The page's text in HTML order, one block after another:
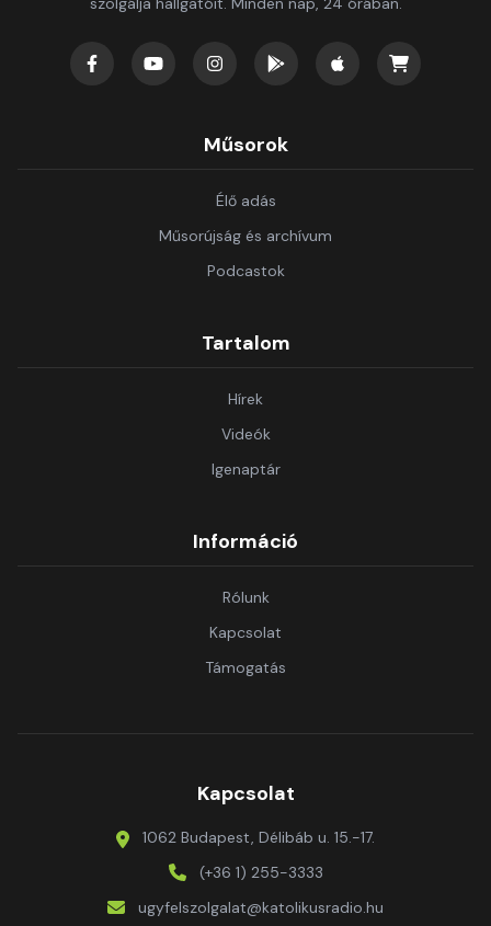
Műsorok
Élő adás
Műsorújság és archívum
Podcastok
Tartalom
Hírek
Videók
Igenaptár
Információ
Rólunk
Kapcsolat
Támogatás
Kapcsolat
1062 Budapest, Délibáb u. 15.-17.
(+36 1) 255-3333
ugyfelszolgalat@katolikusradio.hu